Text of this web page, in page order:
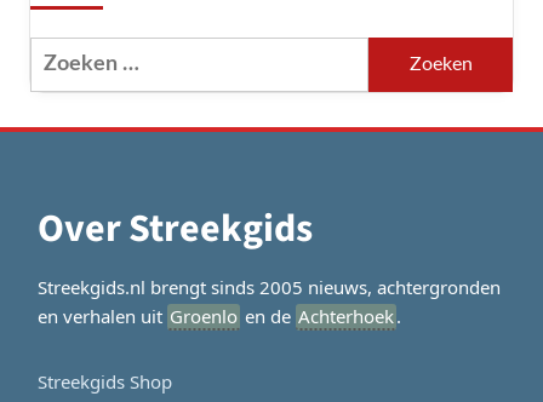
Zoeken
naar:
Over Streekgids
Streekgids.nl brengt sinds 2005 nieuws, achtergronden
en verhalen uit Groenlo en de Achterhoek.
Streekgids Shop